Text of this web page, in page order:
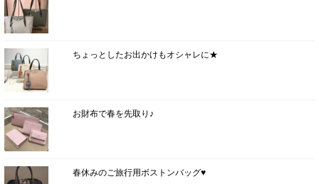
ちょっとしたお出かけもオシャレに★
お財布で春を先取り♪
春休みのご旅行用ボストンバッグ♥